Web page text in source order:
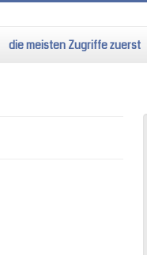
die meisten Zugriffe zuerst